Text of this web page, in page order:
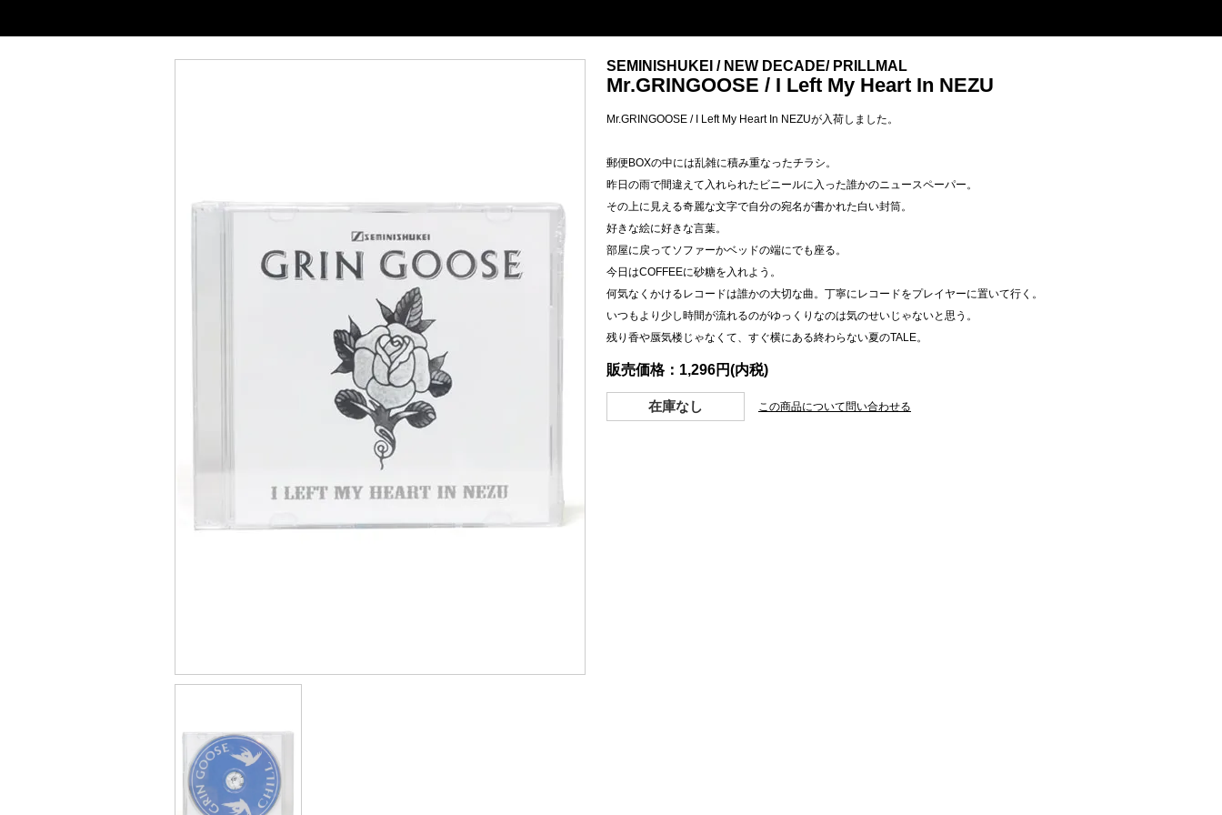
SEMINISHUKEI / NEW DECADE/ PRILLMAL
Mr.GRINGOOSE / I Left My Heart In NEZU
Mr.GRINGOOSE / I Left My Heart In NEZUが入荷しました。
郵便BOXの中には乱雑に積み重なったチラシ。
昨日の雨で間違えて入れられたビニールに入った誰かのニュースペーパー。
その上に見える奇麗な文字で自分の宛名が書かれた白い封筒。
好きな絵に好きな言葉。
部屋に戻ってソファーかベッドの端にでも座る。
今日はCOFFEEに砂糖を入れよう。
何気なくかけるレコードは誰かの大切な曲。丁寧にレコードをプレイヤーに置いて行く。
いつもより少し時間が流れるのがゆっくりなのは気のせいじゃないと思う。
残り香や蜃気楼じゃなくて、すぐ横にある終わらない夏のTALE。
販売価格：1,296円(内税)
在庫なし この商品について問い合わせる